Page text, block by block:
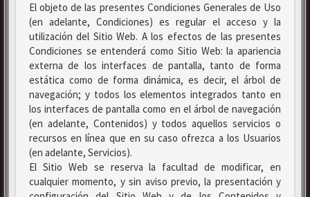
El objeto de las presentes Condiciones Generales de Uso
(en adelante, Condiciones) es regular el acceso y la
utilización del Sitio Web. A los efectos de las presentes
Condiciones se entenderá como Sitio Web: la apariencia
externa de los interfaces de pantalla, tanto de forma
estática como de forma dinámica, es decir, el árbol de
navegación; y todos los elementos integrados tanto en
los interfaces de pantalla como en el árbol de navegación
(en adelante, Contenidos) y todos aquellos servicios o
recursos en línea que en su caso ofrezca a los Usuarios
(en adelante, Servicios).
El Sitio Web se reserva la facultad de modificar, en
cualquier momento, y sin aviso previo, la presentación y